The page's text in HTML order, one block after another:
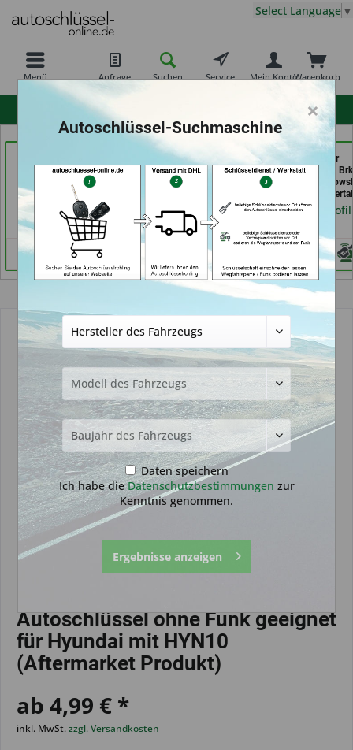
Menü Anfrage Suchen Service Warenkorb
Mein Konto
Select Language ▼
Possienke (in Bremen)
Händlerprofil
Schuh und Schlüssel
Profi Dschurny (in
Rosdorf)
Bergischer
Schlüsseldienst
Brkic &
GbR (in
Händlerprofil
Autoschlüssel ohne Funk geeignet
für Hyundai mit HYN10
(Aftermarket Produkt)
ab 4,99 € *
inkl. MwSt.zzgl. Versandkosten
×
Autoschlüssel-Suchmaschine
Daten speichern
Ich habe dieDatenschutzbestimmungen zur
Kenntnis genommen.
Ergebnisse anzeigen